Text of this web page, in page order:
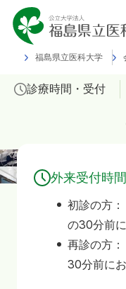
福島県立医科大学
外来受診の方
入院・ご面会の方
ご相談
当院について
患者サポートセン
診療時間・受付
福島県立医
外来受付時間
初診の方
の30分前
再診の方
30分前に